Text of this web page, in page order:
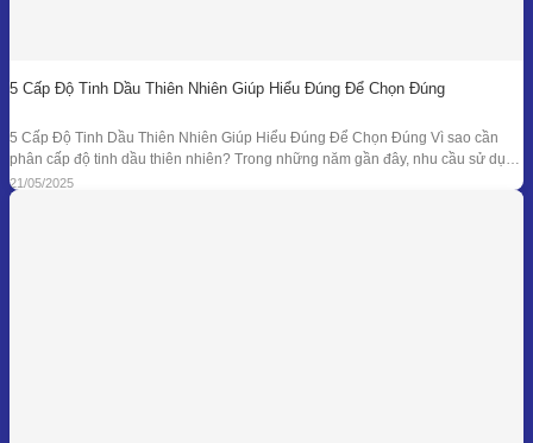
5 Cấp Độ Tinh Dầu Thiên Nhiên Giúp Hiểu Đúng Để Chọn Đúng
5 Cấp Độ Tinh Dầu Thiên Nhiên Giúp Hiểu Đúng Để Chọn Đúng Vì sao cần
phân cấp độ tinh dầu thiên nhiên? Trong những năm gần đây, nhu cầu sử dụng
tinh dầu thiên nhiên ngày càng gia tăng trong các lĩnh vực như chăm sóc sức
khỏe, mỹ phẩm, liệu pháp hương thơm,
21/05/2025